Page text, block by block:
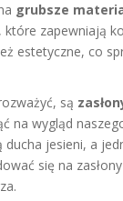
grubsze
które zapewniają
estetyczne, co
są
na wygląd
jesieni, a
się na